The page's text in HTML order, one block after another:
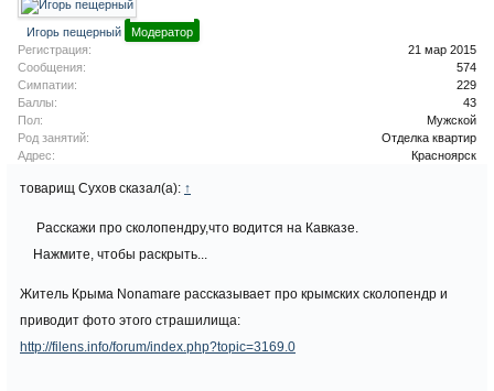
Игорь пещерный
Модератор
Регистрация:
21 мар 2015
Сообщения:
574
Симпатии:
229
Баллы:
43
Пол:
Мужской
Род занятий:
Отделка квартир
Адрес:
Красноярск
товарищ Сухов сказал(а): ↑
Расскажи про сколопендру,что водится на Кавказе.
Нажмите, чтобы раскрыть...
Житель Крыма Nonamare рассказывает про крымских сколопендр и
приводит фото этого страшилища:
http://filens.info/forum/index.php?topic=3169.0